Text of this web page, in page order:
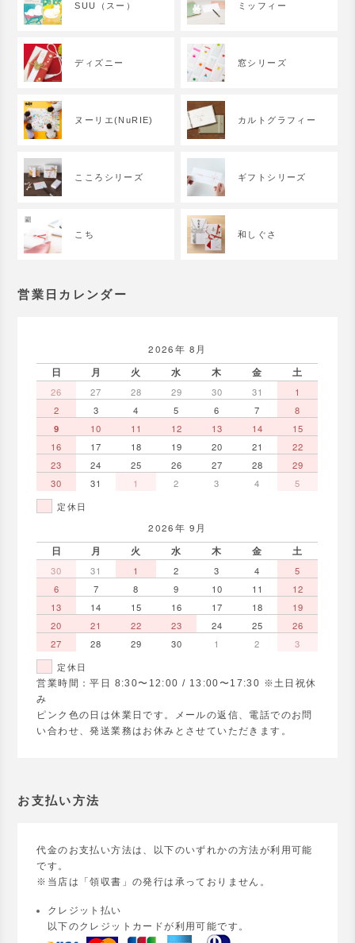
SUU（スー） ミッフィー
ディズニー 窓シリーズ
ヌーリエ(NuRIE) カルトグラフィー
こころシリーズ ギフトシリーズ
こち 和しぐさ
営業日カレンダー
2026年 8月
日 月 火 水 木 金 土
26 27 28 29 30 31
1
2
3 4 5 6 7
8
9
10 11 12 13 14
15
16
17 18 19 20 21
22
23
24 25 26 27 28
29
30
31 1 2 3 4
5
定休日
2026年 9月
日 月 火 水 木 金 土
30 31 1 2 3 4
5
6
7 8 9 10 11
12
13
14 15 16 17 18
19
20
21 22 23 24 25
26
27
28 29 30 1 2
3
定休日
営業時間：平日 8:30〜12:00 / 13:00〜17:30 ※土日祝休
み
ピンク色の日は休業日です。メールの返信、電話でのお問
い合わせ、発送業務はお休みとさせていただきます。
お支払い方法
代金のお支払い方法は、以下のいずれかの方法が利用可能
です。
※当店は「領収書」の発行は承っておりません。
クレジット払い
以下のクレジットカードが利用可能です。